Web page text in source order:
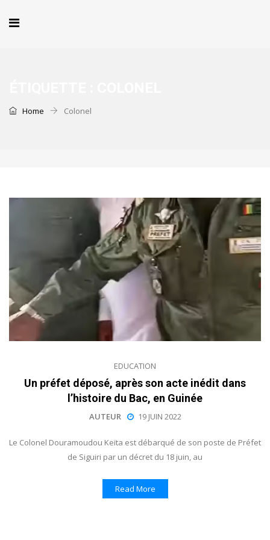
Home Colonel
EDUCATION
Un préfet déposé, après son acte inédit dans
l’histoire du Bac, en Guinée
AUTEUR 19 JUIN 2022
Le Colonel Douramoudou Keïta est débarqué de son poste de Préfet
de Siguiri par un décret du 18 juin, au
Read More